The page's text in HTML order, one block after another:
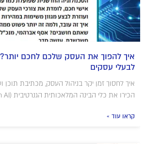
איך להפוך את העסק שלכם לחכם
לבעלי עסקים
איך לחסוך זמן יקר בניהול העסק, מכתיבת תוכן
הכירו את כלי הבינה המלאכותית הגנרטיבית (Gen AI), הטכנולוגיה
קראו עוד »